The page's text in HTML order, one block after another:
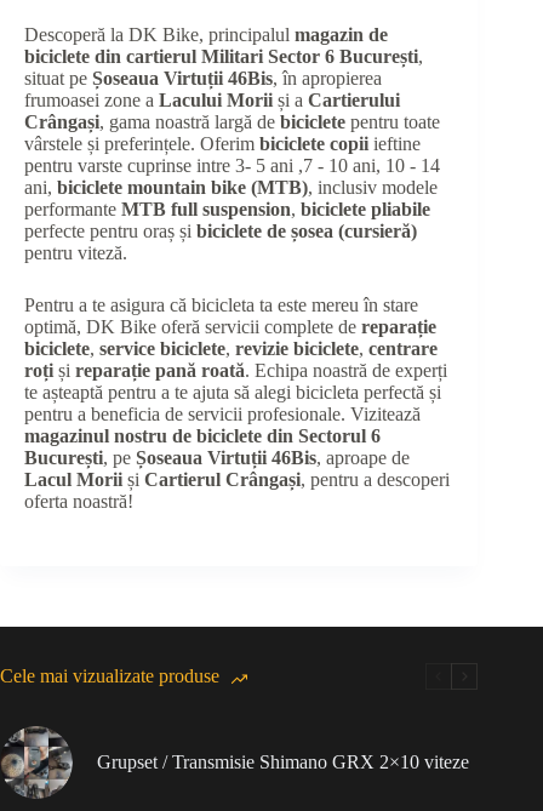
Descoperă la DK Bike, principalul magazin de
biciclete din cartierul Militari Sector 6 București,
situat pe Șoseaua Virtuții 46Bis, în apropierea
frumoasei zone a Lacului Morii și a Cartierului
Crângași, gama noastră largă de biciclete pentru toate
vârstele și preferințele. Oferim biciclete copii ieftine
pentru varste cuprinse intre 3- 5 ani ,7 - 10 ani, 10 - 14
ani, biciclete mountain bike (MTB), inclusiv modele
performante MTB full suspension, biciclete pliabile
perfecte pentru oraș și biciclete de șosea (cursieră)
pentru viteză.
Pentru a te asigura că bicicleta ta este mereu în stare
optimă, DK Bike oferă servicii complete de reparație
biciclete, service biciclete, revizie biciclete, centrare
roți și reparație pană roată. Echipa noastră de experți
te așteaptă pentru a te ajuta să alegi bicicleta perfectă și
pentru a beneficia de servicii profesionale. Vizitează
magazinul nostru de biciclete din Sectorul 6
București, pe Șoseaua Virtuții 46Bis, aproape de
Lacul Morii și Cartierul Crângași, pentru a descoperi
oferta noastră!
Cele mai vizualizate produse
Grupset / Transmisie Shimano GRX 2×10 viteze